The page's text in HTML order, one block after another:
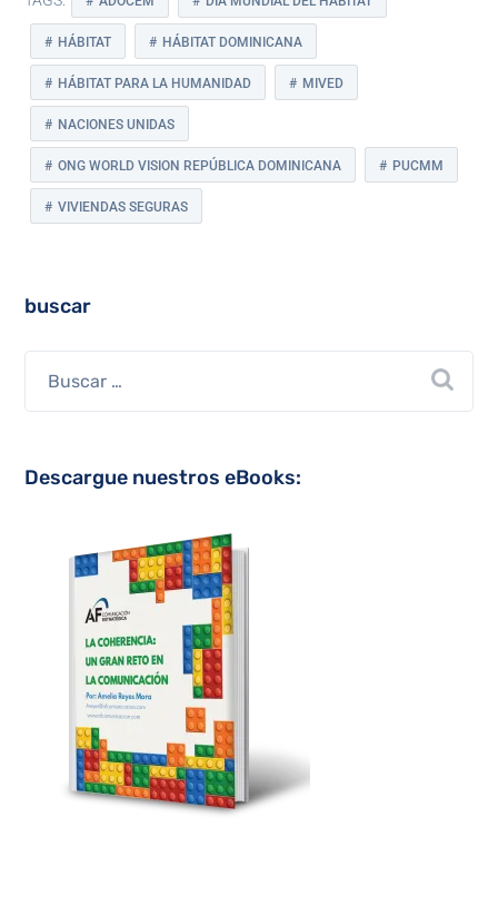
HÁBITAT HÁBITAT DOMINICANA
HÁBITAT PARA LA HUMANIDAD MIVED
NACIONES UNIDAS
ONG WORLD VISION REPÚBLICA DOMINICANA PUCMM
VIVIENDAS SEGURAS
buscar
Descargue nuestros eBooks: